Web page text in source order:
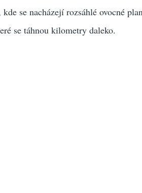
se nacházejí rozsáhlé ovocné
se táhnou kilometry daleko.